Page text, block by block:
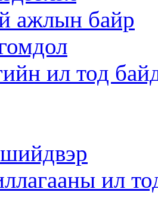
ажлын байр
ил тод
ил